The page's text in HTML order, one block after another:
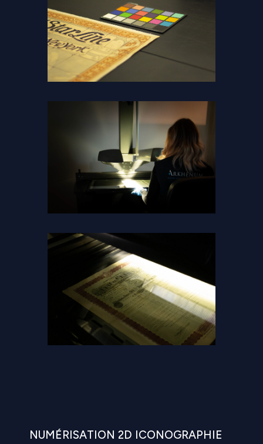
NUMÉRISATION 2D ICONOGRAPHIE